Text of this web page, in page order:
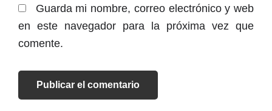
Guarda mi nombre, correo electrónico y web
en este navegador para la próxima vez que
comente.